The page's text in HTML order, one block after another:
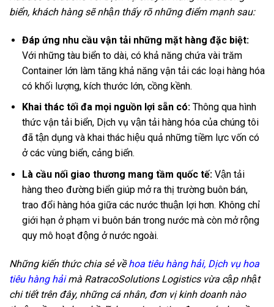
biển, khách hàng sẽ nhận thấy rõ những điểm mạnh sau:
Đáp ứng nhu cầu vận tải những mặt hàng đặc biệt:
Với những tàu biển to dài, có khả năng chứa vài trăm
Container lớn làm tăng khả năng vận tải các loại hàng hóa
có khối lượng, kích thước lớn, cồng kềnh.
Khai thác tối đa mọi nguồn lợi sẵn có: Thông qua hình
thức vận tải biển, Dịch vụ vận tải hàng hóa của chúng tôi
đã tận dụng và khai thác hiệu quả những tiềm lực vốn có
ở các vùng biển, cảng biển.
Là cầu nối giao thương mang tầm quốc tế: Vận tải
hàng theo đường biển giúp mở ra thị trường buôn bán,
trao đổi hàng hóa giữa các nước thuận lợi hơn. Không chỉ
giới hạn ở phạm vi buôn bán trong nước mà còn mở rộng
quy mô hoạt động ở nước ngoài.
Những kiến thức chia sẻ vềhoa tiêu hàng hải, Dịch vụ hoa
tiêu hàng hảimà RatracoSolutions Logistics vừa cập nhật
chi tiết trên đây, những cá nhân, đơn vị kinh doanh nào